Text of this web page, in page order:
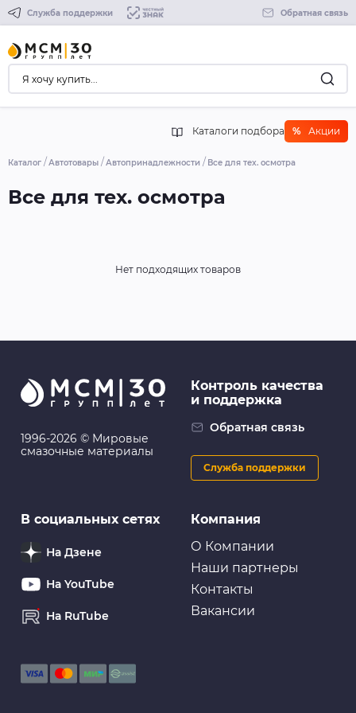
Служба поддержки Обратная связь
Каталоги подбора % Акции
Каталог Автотовары Автопринадлежности Все для тех. осмотра
Все для тех. осмотра
Нет подходящих товаров
1996-2026 © Мировые
смазочные материалы
Компания
О Компании
Наши партнеры
Контакты
Вакансии
Контроль качества
и поддержка
Обратная связь
Служба поддержки
В социальных сетях
На Дзене
На YouTube
На RuTube